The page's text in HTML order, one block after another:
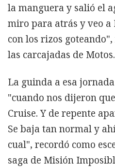
la manguera y salió el
miro para atrás y veo
con los rizos
las carcajadas de Motos.
La guinda a esa
"cuando nos dijeron
Cruise. Y de repente
Se baja tan normal y
cual", recordó como
saga de Misión